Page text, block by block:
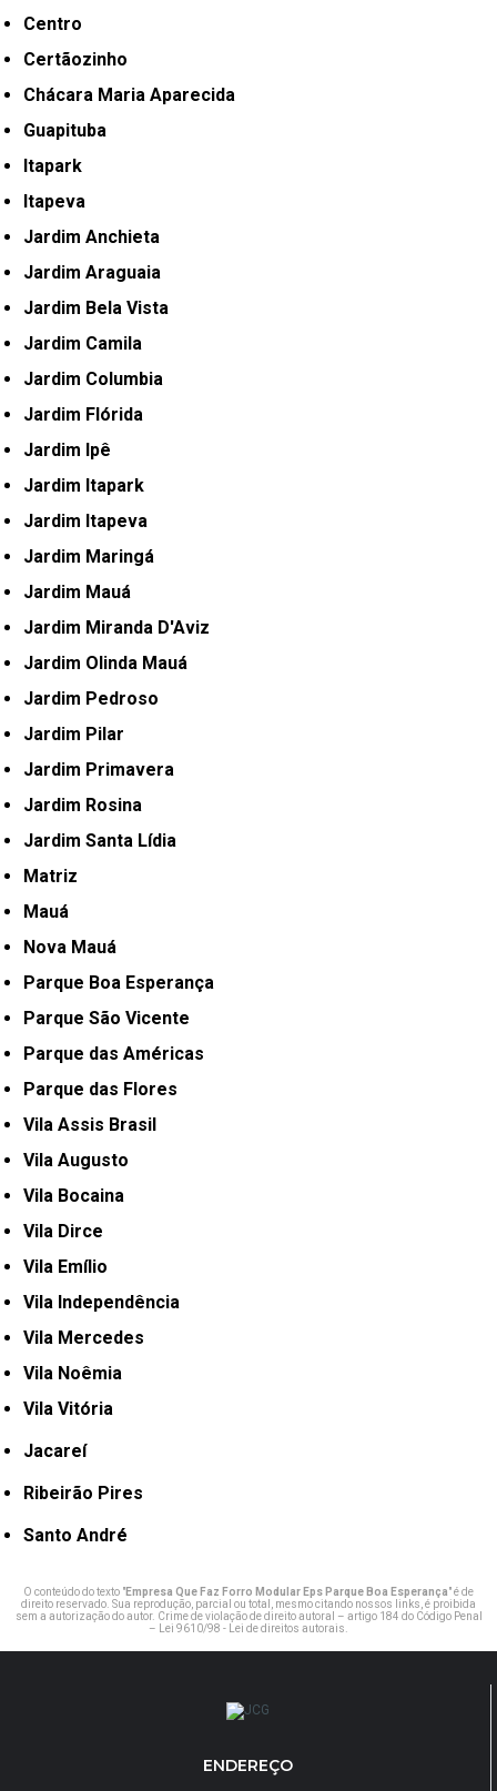
Centro
Certãozinho
Chácara Maria Aparecida
Guapituba
Itapark
Itapeva
Jardim Anchieta
Jardim Araguaia
Jardim Bela Vista
Jardim Camila
Jardim Columbia
Jardim Flórida
Jardim Ipê
Jardim Itapark
Jardim Itapeva
Jardim Maringá
Jardim Mauá
Jardim Miranda D'Aviz
Jardim Olinda Mauá
Jardim Pedroso
Jardim Pilar
Jardim Primavera
Jardim Rosina
Jardim Santa Lídia
Matriz
Mauá
Nova Mauá
Parque Boa Esperança
Parque São Vicente
Parque das Américas
Parque das Flores
Vila Assis Brasil
Vila Augusto
Vila Bocaina
Vila Dirce
Vila Emílio
Vila Independência
Vila Mercedes
Vila Noêmia
Vila Vitória
Jacareí
Ribeirão Pires
Santo André
O conteúdo do texto "Empresa Que Faz Forro Modular Eps Parque Boa Esperança" é de
direito reservado. Sua reprodução, parcial ou total, mesmo citando nossos links, é proibida
sem a autorização do autor. Crime de violação de direito autoral – artigo 184 do Código Penal
–
Lei 9610/98 - Lei de direitos autorais
ENDEREÇO